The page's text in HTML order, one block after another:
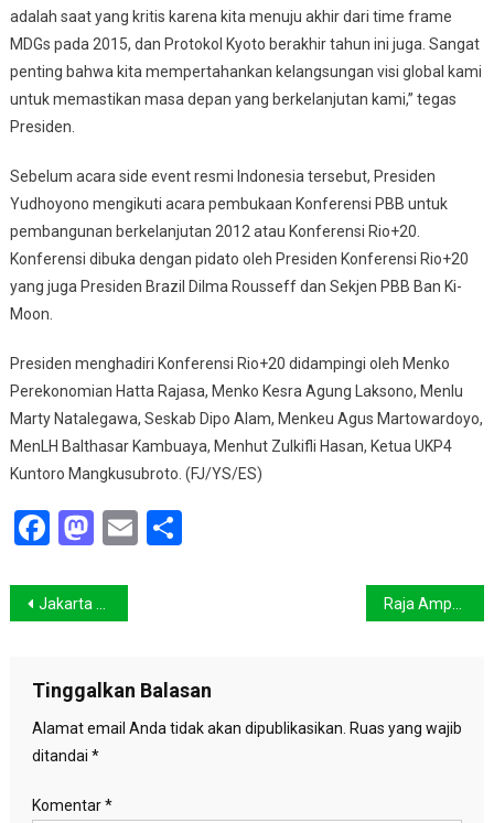
adalah saat yang kritis karena kita menuju akhir dari time frame
MDGs pada 2015, dan Protokol Kyoto berakhir tahun ini juga. Sangat
penting bahwa kita mempertahankan kelangsungan visi global kami
untuk memastikan masa depan yang berkelanjutan kami,” tegas
Presiden.
Sebelum acara side event resmi Indonesia tersebut, Presiden
Yudhoyono mengikuti acara pembukaan Konferensi PBB untuk
pembangunan berkelanjutan 2012 atau Konferensi Rio+20.
Konferensi dibuka dengan pidato oleh Presiden Konferensi Rio+20
yang juga Presiden Brazil Dilma Rousseff dan Sekjen PBB Ban Ki-
Moon.
Presiden menghadiri Konferensi Rio+20 didampingi oleh Menko
Perekonomian Hatta Rajasa, Menko Kesra Agung Laksono, Menlu
Marty Natalegawa, Seskab Dipo Alam, Menkeu Agus Martowardoyo,
MenLH Balthasar Kambuaya, Menhut Zulkifli Hasan, Ketua UKP4
Kuntoro Mangkusubroto. (FJ/YS/ES)
Facebook
Mastodon
EmailShare
Navigasi
Jakarta Terancam Krisis Air Bersih
Tinggalkan Balasan
Alamat email Anda tidak akan dipublikasikan. Ruas yang wajib
ditandai *
Komentar*